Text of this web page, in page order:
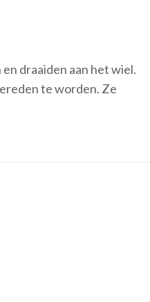
draaiden aan het wiel.
te worden. Ze